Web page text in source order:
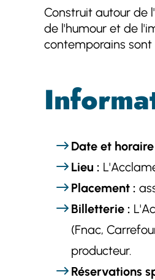
Construit autour de
de l'humour et de
contemporains
Date et horaire
Lieu :
Placement :
Billetterie :
(Fnac,
producteur.
Réservations